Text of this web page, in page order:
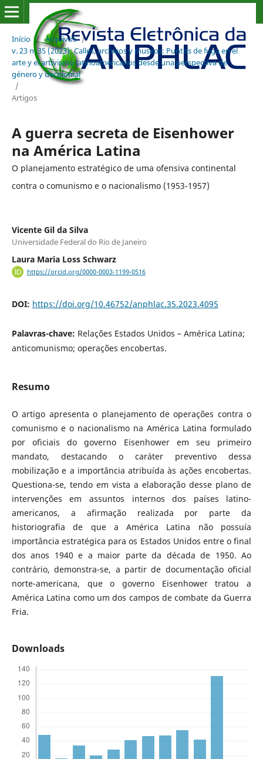
Início / Arquivos /
v. 23 n. 35 (2023): Calles, archivos y museos: Puntos de fuga en el
arte y el artivismo latinoamericanos desde una perspectiva de
género y decolonial
/
Artigos
A guerra secreta de Eisenhower
na América Latina
O planejamento estratégico de uma ofensiva continental
contra o comunismo e o nacionalismo (1953-1957)
Vicente Gil da Silva
Universidade Federal do Rio de Janeiro
Laura Maria Loss Schwarz
https://orcid.org/0000-0003-1199-0516
DOI: https://doi.org/10.46752/anphlac.35.2023.4095
Palavras-chave: Relações Estados Unidos – América Latina;
anticomunismo; operações encobertas.
Resumo
O artigo apresenta o planejamento de operações contra o
comunismo e o nacionalismo na América Latina formulado
por oficiais do governo Eisenhower em seu primeiro
mandato, destacando o caráter preventivo dessa
mobilização e a importância atribuída às ações encobertas.
Questiona-se, tendo em vista a elaboração desse plano de
intervenções em assuntos internos dos países latino-
americanos, a afirmação realizada por parte da
historiografia de que a América Latina não possuía
importância estratégica para os Estados Unidos entre o final
dos anos 1940 e a maior parte da década de 1950. Ao
contrário, demonstra-se, a partir de documentação oficial
norte-americana, que o governo Eisenhower tratou a
América Latina como um dos campos de combate da Guerra
Fria.
Downloads